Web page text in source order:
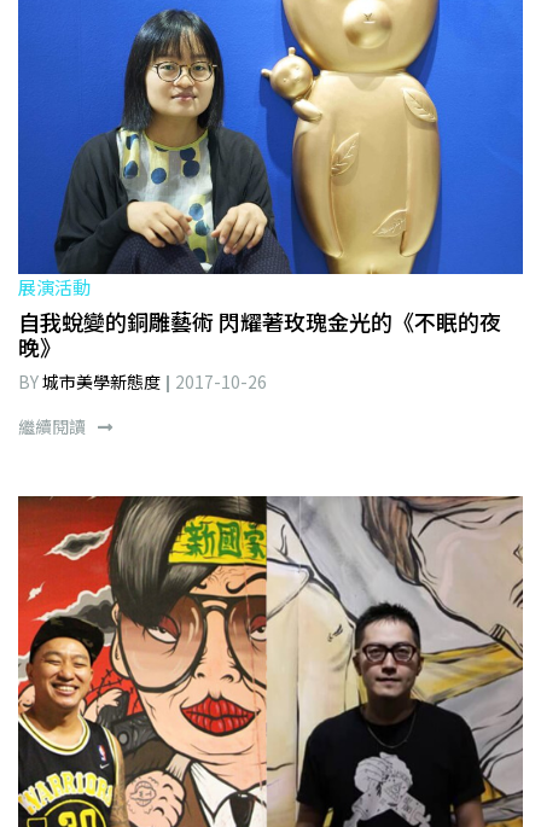
展演活動
自我蛻變的銅雕藝術 閃耀著玫瑰金光的《不眠的夜
晚》
BY城市美學新態度
2017-10-26
繼續閱讀